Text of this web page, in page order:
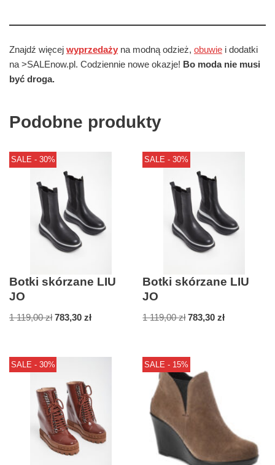
Znajdź więcej wyprzedaży na modną odzież, obuwie i dodatki
na >SALEnow.pl. Codziennie nowe okazje! Bo moda nie musi
być droga.
Podobne produkty
SALE - 30%
Botki skórzane LIU
JO
1 119,00zł 783,30 zł
SALE - 30%
Botki skórzane LIU
JO
1 119,00zł 783,30zł
SALE - 30% SALE - 15%